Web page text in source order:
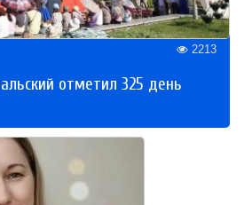
2213
отметил 325 день